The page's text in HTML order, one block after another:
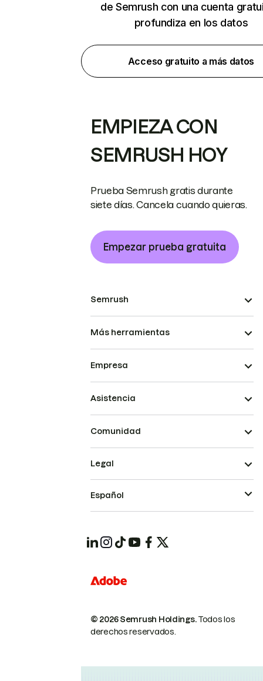
de Semrush con una cuenta
profundiza en los datos
Acceso gratuito a más datos
EMPIEZA CON
SEMRUSH HOY
Prueba Semrush gratis durante
siete días. Cancela cuando quieras.
Empezar prueba gratuita
Semrush
Más herramientas
Empresa
Asistencia
Comunidad
© 2026 Semrush Holdings.Todos los
derechos reservados.
Legal
Español